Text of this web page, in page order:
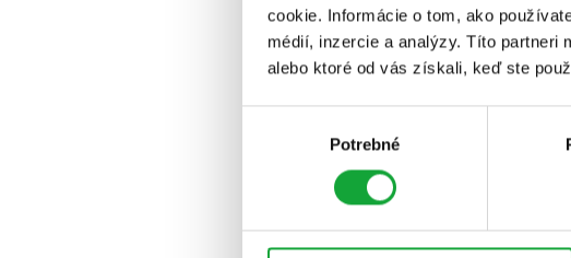
cookie. Informácie o tom, ako
médií, inzercie a analýzy. Títo
alebo ktoré od vás získali, keď ste
Potrebné